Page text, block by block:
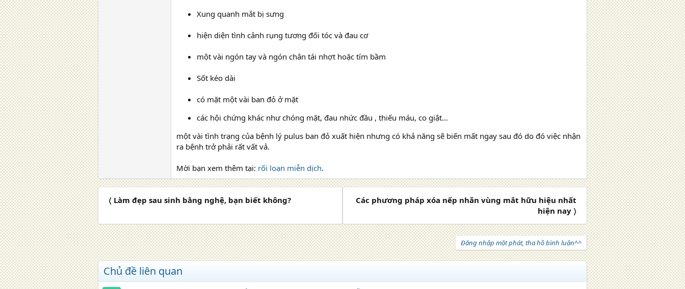
Xung quanh mắt bị sưng
hiện diện tình cảnh rụng tương đối tóc và đau cơ
một vài ngón tay và ngón chân tái nhợt hoặc tím bầm
Sốt kéo dài
có mặt một vài ban đỏ ở mặt
các hội chứng khác như chóng mặt, đau nhức đầu , thiếu máu, co giật…
một vài tình trạng của bệnh lý pulus ban đỏ xuất hiện nhưng có khả năng sẽ biến mất ngay sau đó do đó việc nhận
ra bệnh trở phải rất vất vả.
Mời bạn xem thêm tại: rối loạn miễn dịch.
〈 Làm đẹp sau sinh bằng nghệ, bạn biết không?
Các phương pháp xóa nếp nhăn vùng mắt hữu hiệu nhất
hiện nay 〉
Đăng nhập một phát, tha hồ bình luận^^
Chủ đề liên quan